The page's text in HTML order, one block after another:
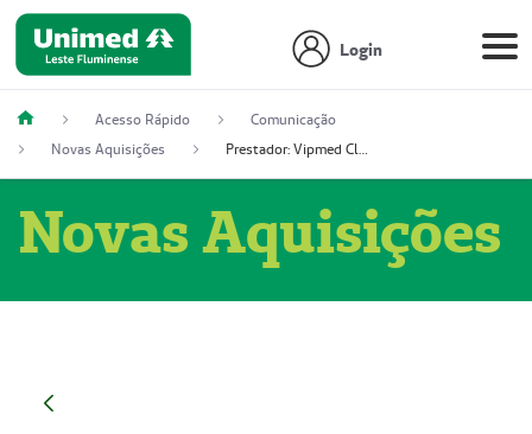
Login
Acesso Rápido
Comunicação
Novas Aquisições
Prestador: Vipmed Clínica Geral Ltda, 51004349-0 (Nome Fantasia: Policlínica Master)
Novas Aquisições